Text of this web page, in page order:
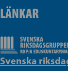
LÄNKAR
Svenska